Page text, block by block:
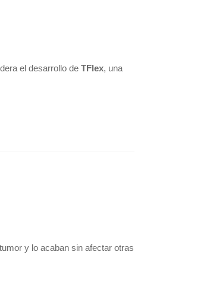
el desarrollo de TFlex
y lo acaban sin afectar otras